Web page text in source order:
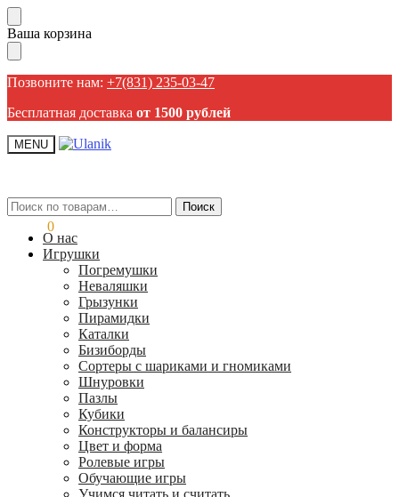
Пропустить
навигацию
Перейти
к
содержанию
Ваша корзина
Позвоните нам: +7(831) 235-03-47
Бесплатная доставка от 1500 рублей
MENU
Искать: Поиск
0
Искать: Поиск
О нас
Игрушки
Погремушки
Неваляшки
Грызунки
Пирамидки
Каталки
Бизиборды
Сортеры с шариками и гномиками
Шнуровки
Пазлы
Кубики
Конструкторы и балансиры
Цвет и форма
Ролевые игры
Обучающие игры
Учимся читать и считать